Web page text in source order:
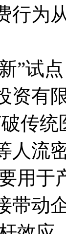
行为
”试
资有
传
人流
用于
带动